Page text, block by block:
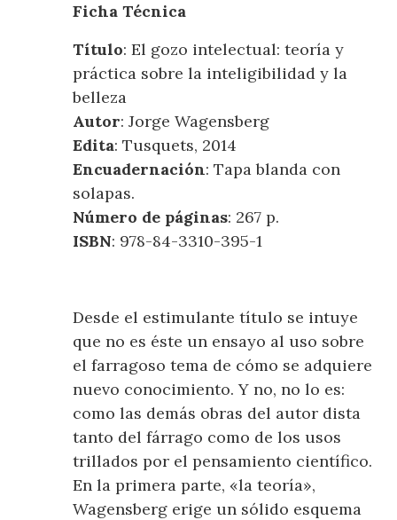
Ficha Técnica
Título: El gozo intelectual: teoría y
práctica sobre la inteligibilidad y la
belleza
Autor: Jorge Wagensberg
Edita: Tusquets, 2014
Encuadernación: Tapa blanda con
solapas.
Número de páginas: 267 p.
ISBN: 978-84-3310-395-1
Desde el estimulante título se intuye
que no es éste un ensayo al uso sobre
el farragoso tema de cómo se adquiere
nuevo conocimiento. Y no, no lo es:
como las demás obras del autor dista
tanto del fárrago como de los usos
trillados por el pensamiento científico.
En la primera parte, «la teoría»,
Wagensberg erige un sólido esquema